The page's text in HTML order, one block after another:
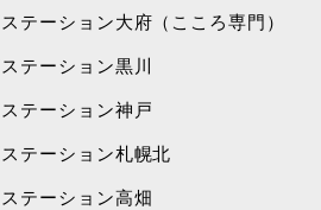
テーション大府（こころ専門）
テーション黒川
テーション神戸
テーション札幌北
テーション高畑